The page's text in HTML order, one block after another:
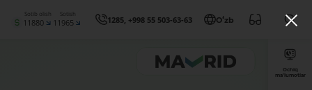
Sotib olish
11880
Sotish
11965 1285, +998 55 503-63-63 Oʻzb
Ochiq
ma’lumotlar